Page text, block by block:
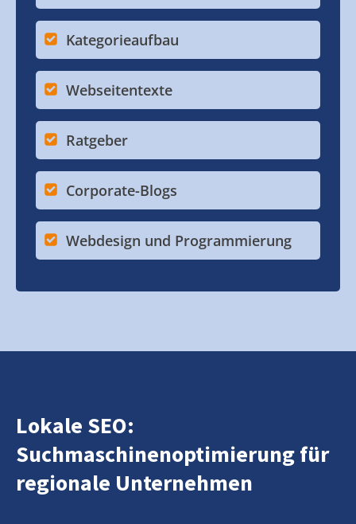
Kategorieaufbau
Webseitentexte
Ratgeber
Corporate-Blogs
Webdesign und Programmierung
Lokale SEO:
Suchmaschinenoptimierung für
regionale Unternehmen